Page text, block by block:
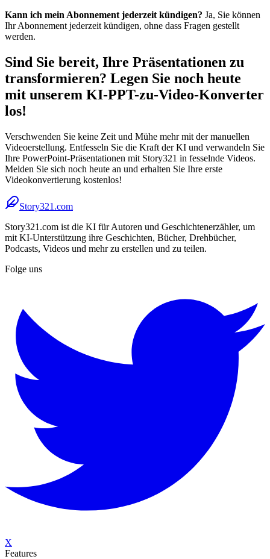
Kann ich mein Abonnement jederzeit kündigen? Ja, Sie können
Ihr Abonnement jederzeit kündigen, ohne dass Fragen gestellt
werden.
Sind Sie bereit, Ihre Präsentationen zu
transformieren? Legen Sie noch heute
mit unserem KI-PPT-zu-Video-Konverter
los!
Verschwenden Sie keine Zeit und Mühe mehr mit der manuellen
Videoerstellung. Entfesseln Sie die Kraft der KI und verwandeln Sie
Ihre PowerPoint-Präsentationen mit Story321 in fesselnde Videos.
Melden Sie sich noch heute an und erhalten Sie Ihre erste
Videokonvertierung kostenlos!
Story321.com
Story321.com ist die KI für Autoren und Geschichtenerzähler, um
mit KI-Unterstützung ihre Geschichten, Bücher, Drehbücher,
Podcasts, Videos und mehr zu erstellen und zu teilen.
Folge uns
X
Features